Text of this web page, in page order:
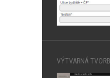
VÝTVARNÁ